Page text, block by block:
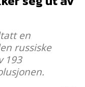
en
russiske
193